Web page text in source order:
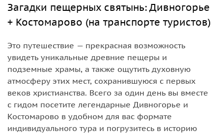
Загадки пещерных святынь: Дивногорье
+ Костомарово (на транспорте туристов)
Это путешествие — прекрасная возможность
увидеть уникальные древние пещеры и
подземные храмы, а также ощутить духовную
атмосферу этих мест, сохранившуюся с первых
веков христианства. Всего за один день вы вместе
с гидом посетите легендарные Дивногорье и
Костомарово в удобном для вас формате
индивидуального тура и погрузитесь в историю